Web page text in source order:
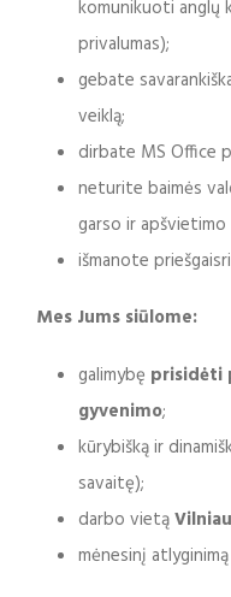
komunikuoti anglų
privalumas);
gebate
veiklą;
dirbate MS Office
neturite baimės
garso ir
išmanote
Mes Jums siūlome:
galimybę prisidėti
gyvenimo;
kūrybišką ir
savaitę);
darbo vietą
mėnesinį